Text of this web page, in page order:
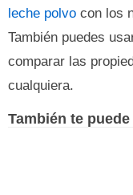
leche polvo con los
También puedes
comparar las
cualquiera.
También te